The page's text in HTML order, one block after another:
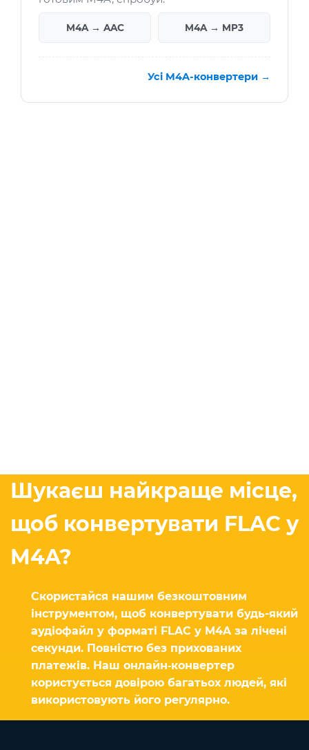
M4A → AAC M4A → MP3
Усі M4A-конвертери →
Шукаєш найкраще місце,
щоб конвертувати FLAC у
M4A?
Скористайся нашим безкоштовним
інструментом, щоб конвертувати будь-який
аудіофайл у форматі FLAC у M4A за лічені
секунди. Повністю без прихованих
платежів. Наш онлайн‑конвертер
користується довірою багатьох людей, які
використовують його регулярно.